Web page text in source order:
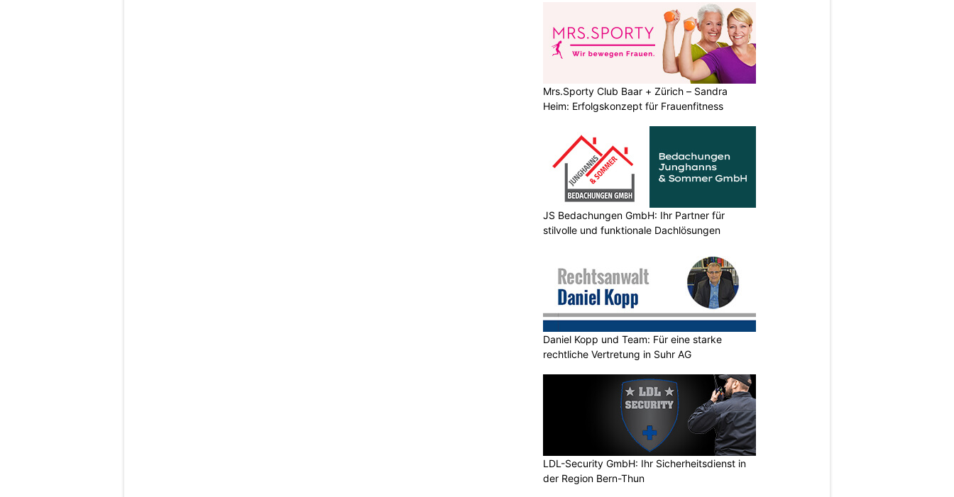
Mrs.Sporty Club Baar + Zürich – Sandra
Heim: Erfolgskonzept für Frauenfitness
JS Bedachungen GmbH: Ihr Partner für
stilvolle und funktionale Dachlösungen
Daniel Kopp und Team: Für eine starke
rechtliche Vertretung in Suhr AG
LDL-Security GmbH: Ihr Sicherheitsdienst in
der Region Bern-Thun